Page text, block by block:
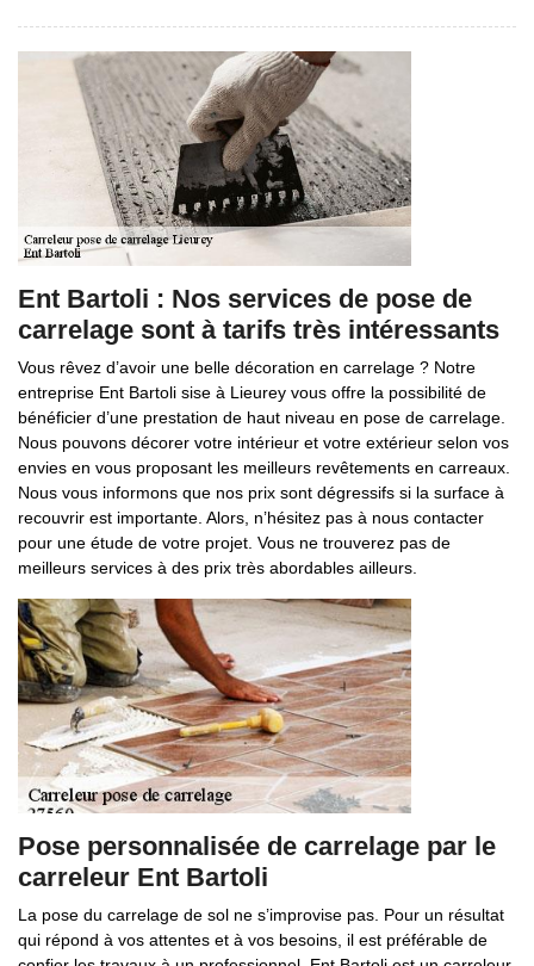
Ent Bartoli : Nos services de pose de
carrelage sont à tarifs très intéressants
Vous rêvez d’avoir une belle décoration en carrelage ? Notre
entreprise Ent Bartoli sise à Lieurey vous offre la possibilité de
bénéficier d’une prestation de haut niveau en pose de carrelage.
Nous pouvons décorer votre intérieur et votre extérieur selon vos
envies en vous proposant les meilleurs revêtements en carreaux.
Nous vous informons que nos prix sont dégressifs si la surface à
recouvrir est importante. Alors, n’hésitez pas à nous contacter
pour une étude de votre projet. Vous ne trouverez pas de
meilleurs services à des prix très abordables ailleurs.
Pose personnalisée de carrelage par le
carreleur Ent Bartoli
La pose du carrelage de sol ne s’improvise pas. Pour un résultat
qui répond à vos attentes et à vos besoins, il est préférable de